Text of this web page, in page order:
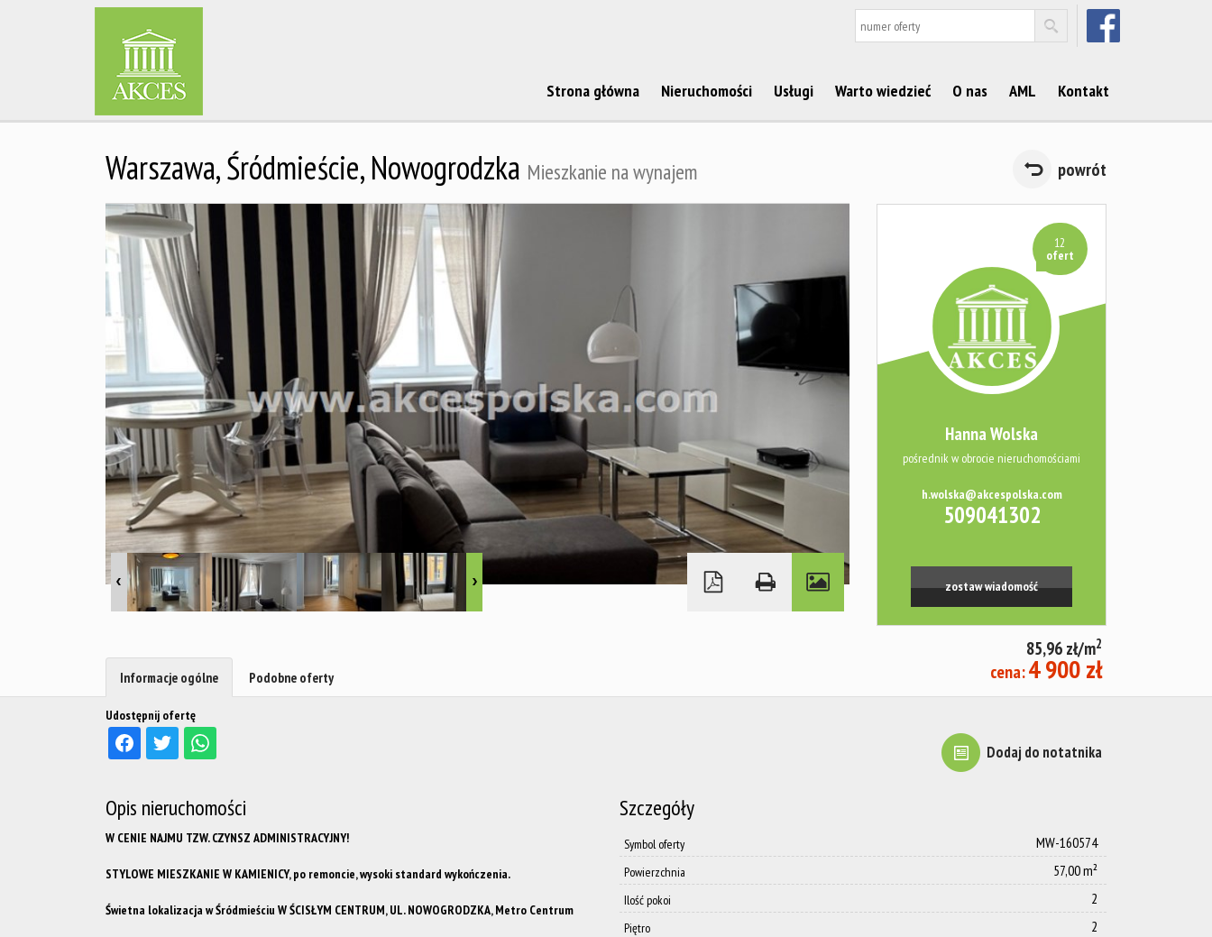
FACEBOOK
Strona główna Nieruchomości Usługi Warto wiedzieć O nas AML Kontakt
Warszawa,Śródmieście, Nowogrodzka Mieszkanie na wynajem powrót
12
ofert
Hanna Wolska
pośrednik w obrocie nieruchomościami
h.wolska@akcespolska.com
509041302
zostaw wiadomość
85,96 zł/m2
cena:4 900 zł
Dodaj do notatnika
Udostępnij ofertę
Informacje ogólne Podobne oferty
Opis nieruchomości
W CENIE NAJMU TZW. CZYNSZ ADMINISTRACYJNY!
STYLOWE MIESZKANIE W KAMIENICY, po remoncie, wysoki standard wykończenia.
Świetna lokalizacja w ŚródmieściuW ŚCISŁYM CENTRUM, UL. NOWOGRODZKA,Metro Centrum
Szczegóły
Symbol oferty MW-160574
Powierzchnia 57,00 m²
Ilość pokoi 2
Piętro 2